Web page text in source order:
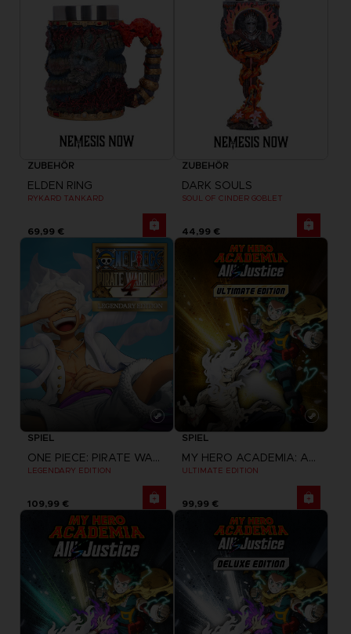
ZUBEHÖR
ELDEN RING
RYKARD TANKARD
69,99 €
ZUBEHÖR
DARK SOULS
SOUL OF CINDER GOBLET
44,99 €
SPIEL
ONE PIECE: PIRATE WARRIORS 4
LEGENDARY EDITION
109,99 €
SPIEL
MY HERO ACADEMIA: ALL'S JUSTICE
ULTIMATE EDITION
99,99 €